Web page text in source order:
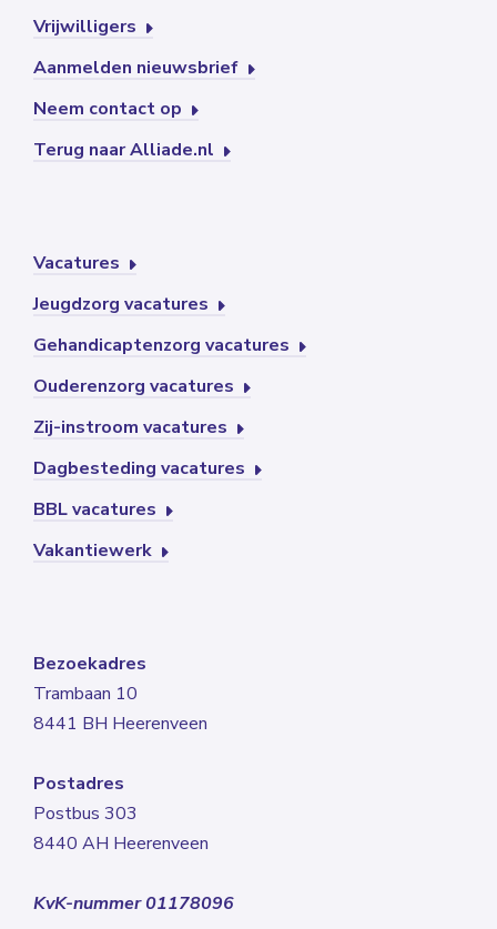
Vrijwilligers
Aanmelden nieuwsbrief
Neem contact op
Terug naar Alliade.nl
Vacatures
Jeugdzorg vacatures
Gehandicaptenzorg vacatures
Ouderenzorg vacatures
Zij-instroom vacatures
Dagbesteding vacatures
BBL vacatures
Vakantiewerk
Bezoekadres
Trambaan 10
8441 BH Heerenveen
Postadres
Postbus 303
8440 AH Heerenveen
KvK-nummer 01178096